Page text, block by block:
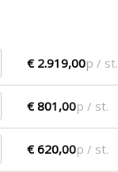
€ 2.919,00p / st.
€ 801,00p / st.
€ 620,00p / st.